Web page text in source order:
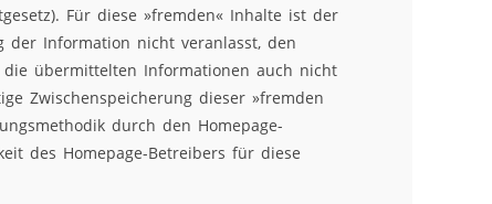
Für diese »fremden« Inhalte ist der
der Information nicht veranlasst, den
übermittelten Informationen auch nicht
Zwischenspeicherung dieser »fremden
durch den Homepage-
des Homepage-Betreibers für diese